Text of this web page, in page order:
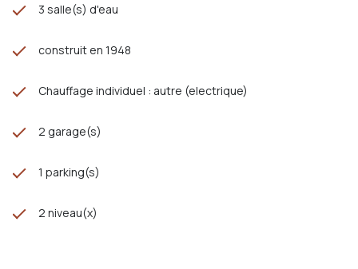
3 salle(s) d'eau
construit en 1948
Chauffage individuel : autre (electrique)
2 garage(s)
1 parking(s)
2 niveau(x)